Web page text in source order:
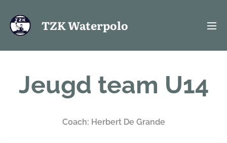
TZKWaterpolo
Jeugd team U14
Coach: Herbert De Grande